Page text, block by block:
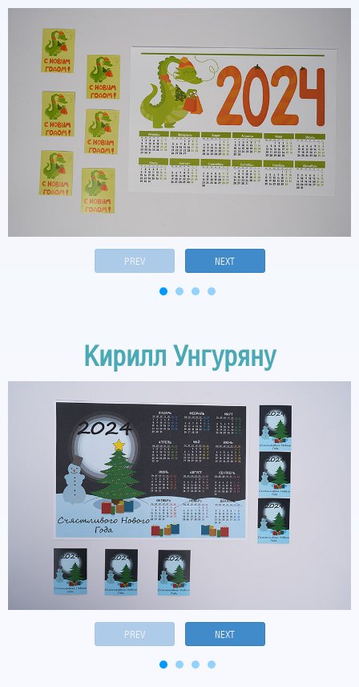
PREV NEXT
Кирилл Унгуряну
PREV NEXT